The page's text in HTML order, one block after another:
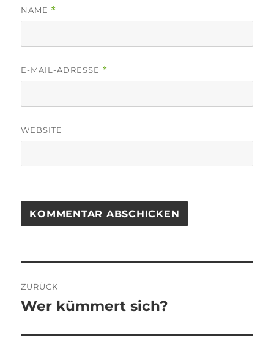
NAME *
E-MAIL-ADRESSE *
WEBSITE
ZURÜCK
Vorheriger
Wer kümmert sich?